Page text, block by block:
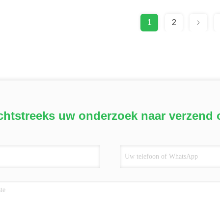
1 2
uw onderzoek naar verzend